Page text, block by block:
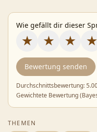
Wie gefällt dir dieser
★ ★ ★ ★
Bewertung senden
Durchschnittsbewertung:
Gewichtete Bewertung
THEMEN